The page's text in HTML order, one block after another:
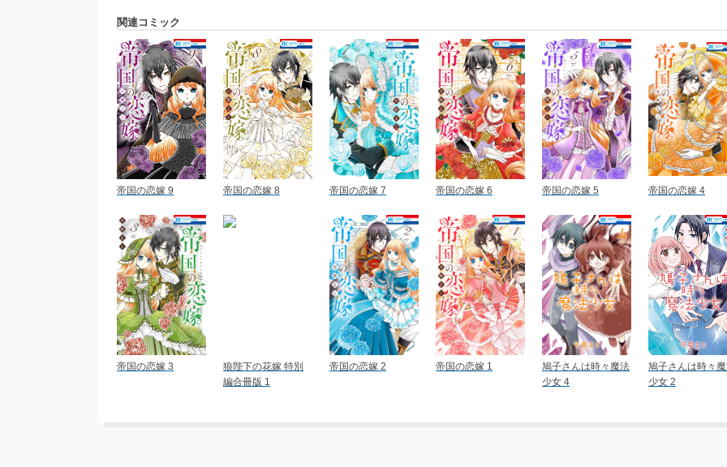
関連コミック
帝国の恋嫁 9 帝国の恋嫁 8 帝国の恋嫁 7 帝国の恋嫁 6 帝国の恋嫁 5 帝国の恋嫁 4
帝国の恋嫁 3
狼陛下の花嫁 特別
編合冊版 1
帝国の恋嫁 2 帝国の恋嫁 1
鳩子さんは時々魔法
少女 4
鳩子さんは時々
少女 2